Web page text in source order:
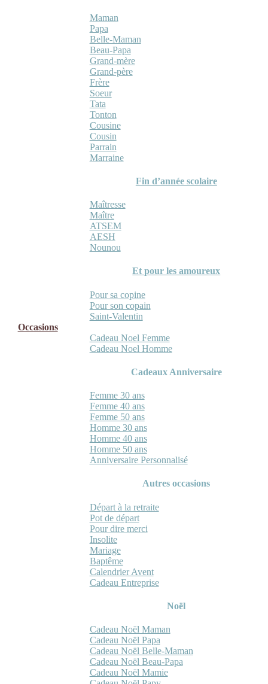
Maman
Papa
Belle-Maman
Beau-Papa
Grand-mère
Grand-père
Frère
Soeur
Tata
Tonton
Cousine
Cousin
Parrain
Marraine
Fin d’année scolaire
Maîtresse
Maître
ATSEM
AESH
Nounou
Et pour les amoureux
Pour sa copine
Pour son copain
Saint-Valentin
Occasions
Cadeau Noel Femme
Cadeau Noel Homme
Cadeaux Anniversaire
Femme 30 ans
Femme 40 ans
Femme 50 ans
Homme 30 ans
Homme 40 ans
Homme 50 ans
Anniversaire Personnalisé
Autres occasions
Départ à la retraite
Pot de départ
Pour dire merci
Insolite
Mariage
Baptême
Calendrier Avent
Cadeau Entreprise
Noël
Cadeau Noël Maman
Cadeau Noël Papa
Cadeau Noël Belle-Maman
Cadeau Noël Beau-Papa
Cadeau Noël Mamie